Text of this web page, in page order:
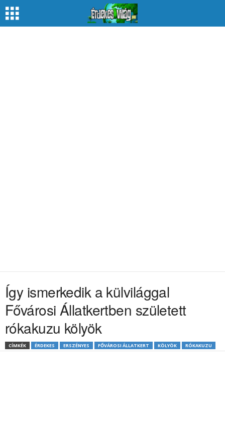
Így ismerkedik a külvilággal
Fővárosi Állatkertben született
rókakuzu kölyök
CÍMKÉK ÉRDEKES ERSZÉNYES FŐVÁROSI ÁLLATKERT KÖLYÖK RÓKAKUZU